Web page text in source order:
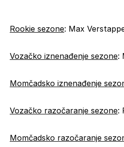
Rookie sezone: Max
Vozačko iznenađenje sezone:
Momčadsko iznenađenje
Vozačko razočaranje sezone:
Momčadsko razočaranje